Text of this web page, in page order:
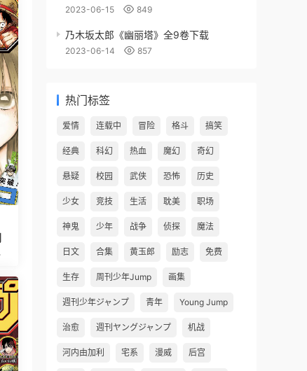
2023-06-15 849
乃木坂太郎《幽丽塔》全9卷下载
2023-06-14 857
热门标签
爱情 连载中 冒险 格斗 搞笑
经典 科幻 热血 魔幻 奇幻
悬疑 校园 武侠 恐怖 历史
少女 竞技 生活 耽美 职场
神鬼 少年 战争 侦探 魔法
日文 合集 黄玉郎 励志 免费
生存 周刊少年Jump 画集
週刊少年ジャンプ 青年 Young Jump
治愈 週刊ヤングジャンプ 机战
河内由加利 宅系 漫威 后宫